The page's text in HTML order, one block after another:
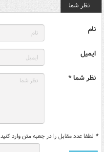
نظر شما
نام
ایمیل
نظر شما *
* لطفا عدد مقابل را در جعبه متن وارد کنید